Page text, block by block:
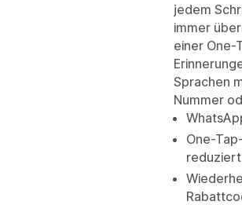
jedem
immer
einer One-
Sprachen
Nummer
One-
reduziert